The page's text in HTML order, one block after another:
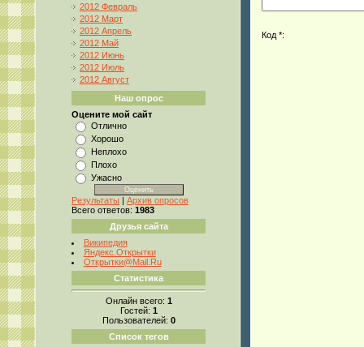
2012 Февраль
2012 Март
2012 Апрель
2012 Май
2012 Июнь
2012 Июль
2012 Август
Наш опрос
Оцените мой сайт
Отлично
Хорошо
Неплохо
Плохо
Ужасно
Результаты | Архив опросов
Всего ответов: 1983
Друзья сайта
Википедия
Яндекс.Открытки
Открытки@Mail.Ru
Статистика
Онлайн всего: 1
Гостей: 1
Пользователей: 0
Список тегов
Код *: